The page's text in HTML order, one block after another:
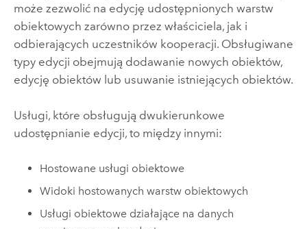
może zezwolić na edycję udostępnionych warstw
obiektowych zarówno przez właściciela, jak i
odbierających uczestników kooperacji. Obsługiwane
typy edycji obejmują dodawanie nowych obiektów,
edycję obiektów lub usuwanie istniejących obiektów.
Usługi, które obsługują dwukierunkowe
udostępnianie edycji, to między innymi:
Hostowane usługi obiektowe
Widoki hostowanych warstw obiektowych
Usługi obiektowe działające na danych